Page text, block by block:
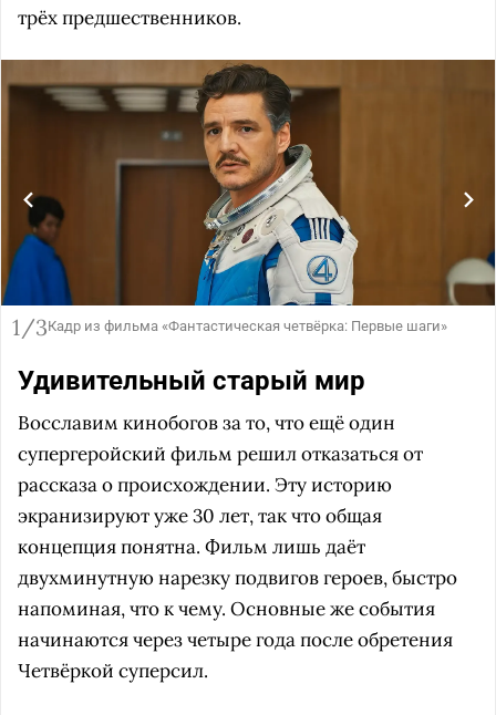
трёх предшественников.
1/3Кадр из фильма «Фантастическая четвёрка: Первые шаги»
Удивительный старый мир
Восславим кинобогов за то, что ещё один
супергеройский фильм решил отказаться от
рассказа о происхождении. Эту историю
экранизируют уже 30 лет, так что общая
концепция понятна. Фильм лишь даёт
двухминутную нарезку подвигов героев, быстро
напоминая, что к чему. Основные же события
начинаются через четыре года после обретения
Четвёркой суперсил.